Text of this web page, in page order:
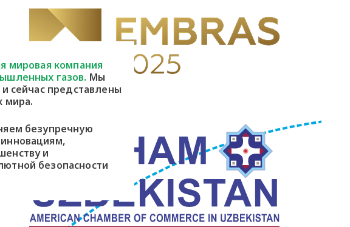
мировая компания
газов. Мы
сейчас представлены
мира.
безупречную
и
безопасности